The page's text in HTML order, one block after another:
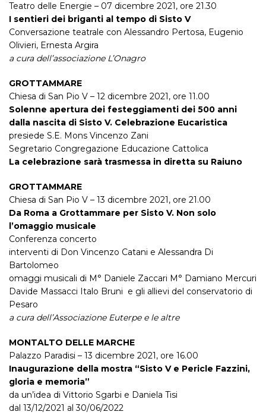
Teatro delle Energie – 07 dicembre 2021, ore 21.30
I sentieri dei briganti al tempo di Sisto V
Conversazione teatrale con Alessandro Pertosa, Eugenio
Olivieri, Ernesta Argira
a cura dell’associazione L’Onagro
GROTTAMMARE
Chiesa di San Pio V – 12 dicembre 2021, ore 11.00
Solenne apertura dei festeggiamenti dei 500 anni
dalla nascita di Sisto V. Celebrazione Eucaristica
presiede S.E. Mons Vincenzo Zani
Segretario Congregazione Educazione Cattolica
La celebrazione sarà trasmessa in diretta su Raiuno
GROTTAMMARE
Chiesa di San Pio V – 13 dicembre 2021, ore 21.00
Da Roma a Grottammare per Sisto V. Non solo
l’omaggio musicale
Conferenza concerto
interventi di Don Vincenzo Catani e Alessandra Di
Bartolomeo
omaggi musicali di M° Daniele Zaccari M° Damiano Mercuri
Davide Massacci Italo Bruni e gli allievi del conservatorio di
Pesaro
a cura dell’Associazione Euterpe e le altre
MONTALTO DELLE MARCHE
Palazzo Paradisi – 13 dicembre 2021, ore 16.00
Inaugurazione della mostra “Sisto V e Pericle Fazzini,
gloria e memoria”
da un’idea di Vittorio Sgarbi e Daniela Tisi
dal 13/12/2021 al 30/06/2022